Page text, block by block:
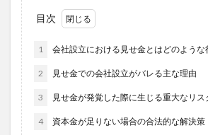
目次
1 会社設立における見せ金とはどのような
2 見せ金での会社設立がバレる主な理由
3 見せ金が発覚した際に生じる重大なリス
4 資本金が足りない場合の合法的な解決策